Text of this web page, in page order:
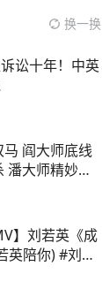
换一换
讼十年！中英
】刘若英《成
英陪你) #刘若